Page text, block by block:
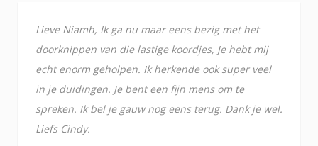
Lieve Niamh, Ik ga nu maar eens bezig met het
doorknippen van die lastige koordjes, Je hebt mij
echt enorm geholpen. Ik herkende ook super veel
in je duidingen. Je bent een fijn mens om te
spreken. Ik bel je gauw nog eens terug. Dank je wel.
Liefs Cindy.